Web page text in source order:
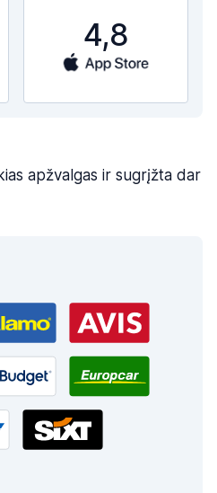
apžvalgas ir sugrįžta dar
4,8